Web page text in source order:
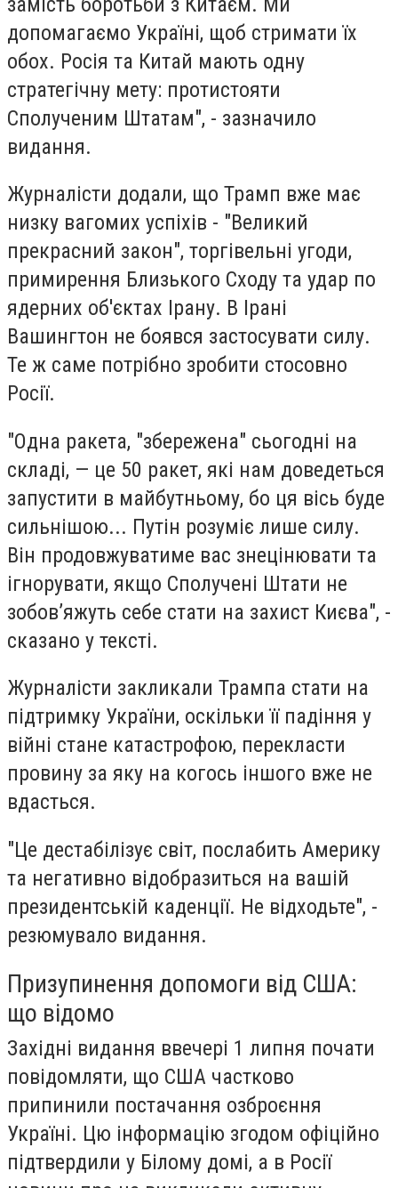
допомагаємо Україні, щоб стримати їх
обох. Росія та Китай мають одну
стратегічну мету: протистояти
Сполученим Штатам", - зазначило
видання.
Журналісти додали, що Трамп вже має
низку вагомих успіхів - "Великий
прекрасний закон", торгівельні угоди,
примирення Близького Сходу та удар по
ядерних об'єктах Ірану. В Ірані
Вашингтон не боявся застосувати силу.
Те ж саме потрібно зробити стосовно
Росії.
"Одна ракета, "збережена" сьогодні на
складі, — це 50 ракет, які нам доведеться
запустити в майбутньому, бо ця вісь буде
сильнішою... Путін розуміє лише силу.
Він продовжуватиме вас знецінювати та
ігнорувати, якщо Сполучені Штати не
зобов’яжуть себе стати на захист Києва", -
сказано у тексті.
Журналісти закликали Трампа стати на
підтримку України, оскільки її падіння у
війні стане катастрофою, перекласти
провину за яку на когось іншого вже не
вдасться.
"Це дестабілізує світ, послабить Америку
та негативно відобразиться на вашій
президентській каденції. Не відходьте", -
резюмувало видання.
Призупинення допомоги від США:
що відомо
Західні видання ввечері 1 липня почати
повідомляти, що США частково
припинили постачання озброєння
Україні. Цю інформацію згодом офіційно
підтвердили у Білому домі, а в Росії